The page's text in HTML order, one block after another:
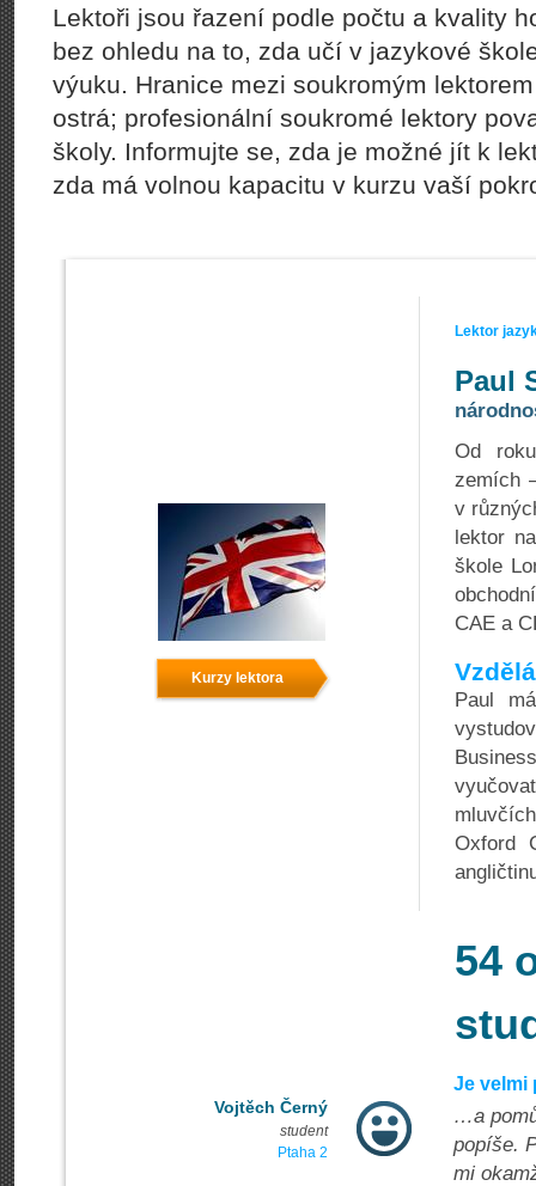
Lektoři jsou řazení podle počtu a kvality
bez ohledu na to, zda učí v jazykové
výuku. Hranice mezi soukromým
ostrá; profesionální soukromé lektory
školy. Informujte se, zda je možné jít k
zda má volnou kapacitu v kurzu vaší
Kurzy lektora
Lektor
Paul
Od
zemích
v
lektor
škole
CAE a
Paul
Oxford
54
Vojtěch Černý
student
Ptaha 2
Je velmi
…a
popíše.
mi